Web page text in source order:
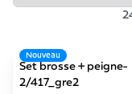
Nouveau
Set brosse + peigne-
2/417_gre2